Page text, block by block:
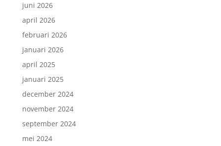
juni 2026
april 2026
februari 2026
januari 2026
april 2025
januari 2025
december 2024
november 2024
september 2024
mei 2024